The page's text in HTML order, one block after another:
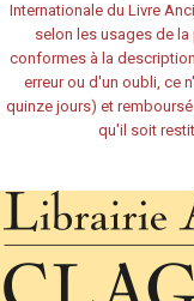
Internationale du Livre
selon les usages de
conformes à la
erreur ou d'un oubli, ce
quinze jours) et
qu'il soit